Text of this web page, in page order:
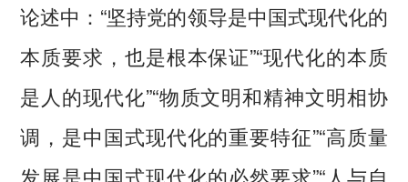
论述中：“坚持党的领导是中国式现代化的
本质要求，也是根本保证”“现代化的本质
是人的现代化”“物质文明和精神文明相协
调，是中国式现代化的重要特征”“高质量
发展是中国式现代化的必然要求”“人与自